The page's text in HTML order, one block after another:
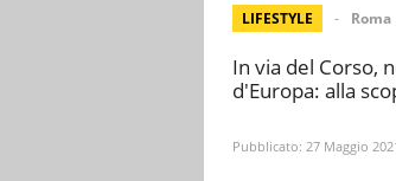
LIFESTYLE Roma
In via del Corso,
d'Europa: alla
Pubblicato: 27 Maggio